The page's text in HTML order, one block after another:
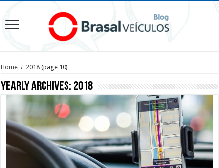
Home / 2018 (page 10)
Yearly Archives: 2018